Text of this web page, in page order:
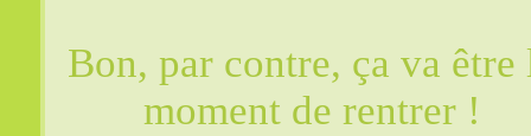
Bon, par contre, ça va être
moment de rentrer !